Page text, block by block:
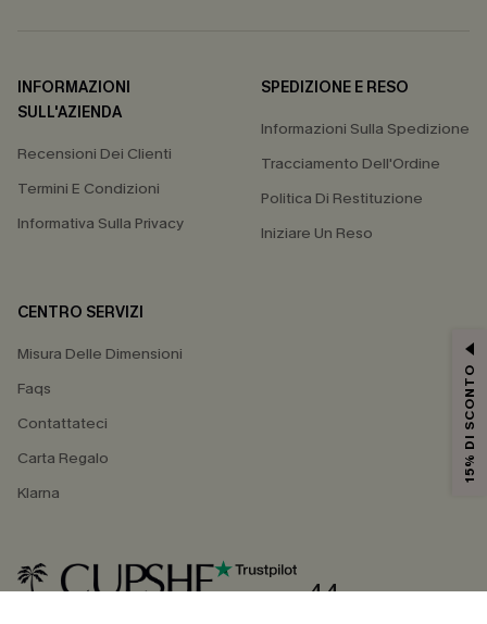
INFORMAZIONI
SULL'AZIENDA
Recensioni Dei Clienti
Termini E Condizioni
Informativa Sulla Privacy
SPEDIZIONE E RESO
Informazioni Sulla Spedizione
Tracciamento Dell'Ordine
Politica Di Restituzione
Iniziare Un Reso
CENTRO SERVIZI
Misura Delle Dimensioni
Faqs
Contattateci
Carta Regalo
Klarna
4.4
15% DI SCONTO